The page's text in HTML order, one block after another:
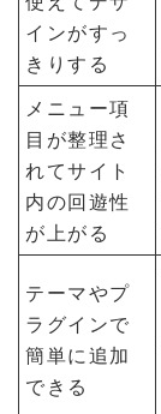
インがすっ
きりする
メニュー項
目が整理さ
れてサイト
内の回遊性
が上がる
テーマやプ
ラグインで
簡単に追加
できる